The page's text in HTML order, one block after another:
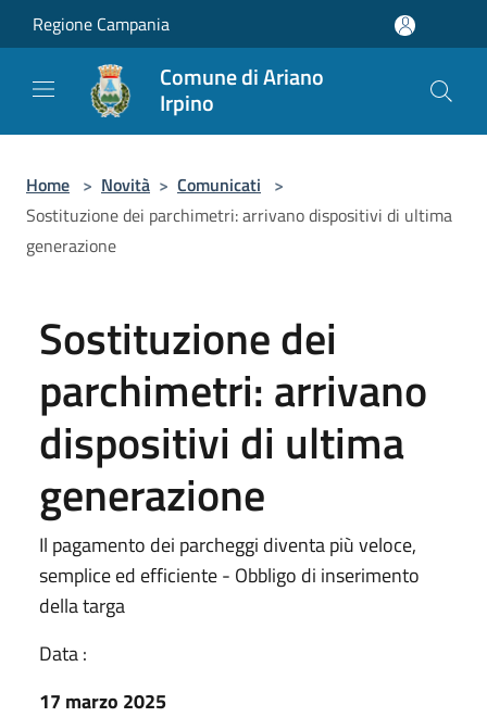
Salta al contenuto principale
Regione Campania
Comune di Ariano
Irpino
Home > Novità > Comunicati >
Sostituzione dei parchimetri: arrivano dispositivi di ultima
generazione
Sostituzione dei
parchimetri: arrivano
dispositivi di ultima
generazione
Il pagamento dei parcheggi diventa più veloce,
semplice ed efficiente - Obbligo di inserimento
della targa
Data :
17 marzo 2025